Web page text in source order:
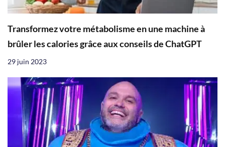
Transformez votre métabolisme en une machine à
brûler les calories grâce aux conseils de ChatGPT
29 juin 2023